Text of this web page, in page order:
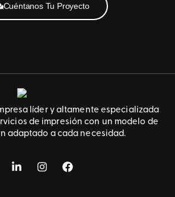
Cuéntanos Tu Proyecto
líder y altamente especializada
de impresión con un modelo de
adaptado a cada necesidad.